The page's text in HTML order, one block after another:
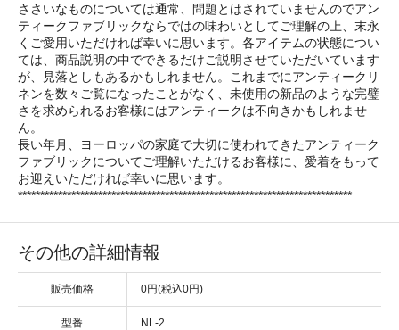
ささいなものについては通常、問題とはされていませんのでアン
ティークファブリックならではの味わいとしてご理解の上、末永
くご愛用いただければ幸いに思います。各アイテムの状態につい
ては、商品説明の中でできるだけご説明させていただいています
が、見落としもあるかもしれません。これまでにアンティークリ
ネンを数々ご覧になったことがなく、未使用の新品のような完璧
さを求められるお客様にはアンティークは不向きかもしれませ
ん。
長い年月、ヨーロッパの家庭で大切に使われてきたアンティーク
ファブリックについてご理解いただけるお客様に、愛着をもって
お迎えいただければ幸いに思います。
***************************************************************************
その他の詳細情報
販売価格 0円(税込0円)
型番 NL-2